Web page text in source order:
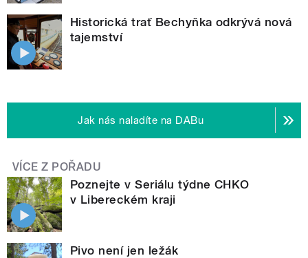
Historická trať Bechyňka odkrývá nová
tajemství
Jak nás naladíte na DABu
VÍCE Z POŘADU
Poznejte v Seriálu týdne CHKO
v Libereckém kraji
Pivo není jen ležák